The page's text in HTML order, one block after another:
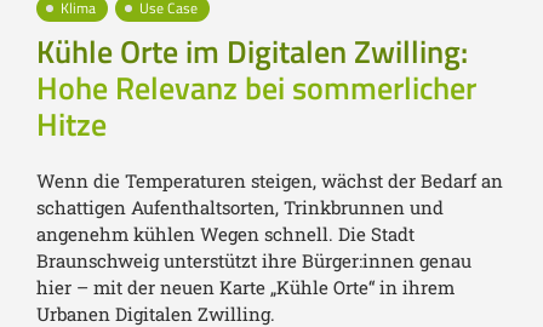
Klima Use Case
Kühle Orte im Digitalen Zwilling:
Hohe Relevanz bei sommerlicher
Hitze
Wenn die Temperaturen steigen, wächst der Bedarf an
schattigen Aufenthaltsorten, Trinkbrunnen und
angenehm kühlen Wegen schnell. Die Stadt
Braunschweig unterstützt ihre Bürger:innen genau
hier – mit der neuen Karte „Kühle Orte“ in ihrem
Urbanen Digitalen Zwilling.